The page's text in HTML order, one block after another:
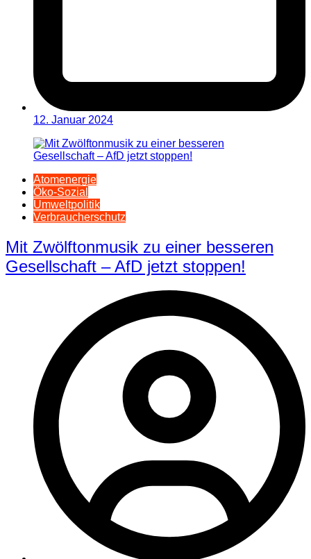
12. Januar 2024
Atomenergie
Öko-Sozial
Umweltpolitik
Verbraucherschutz
Mit Zwölftonmusik zu einer besseren
Gesellschaft – AfD jetzt stoppen!